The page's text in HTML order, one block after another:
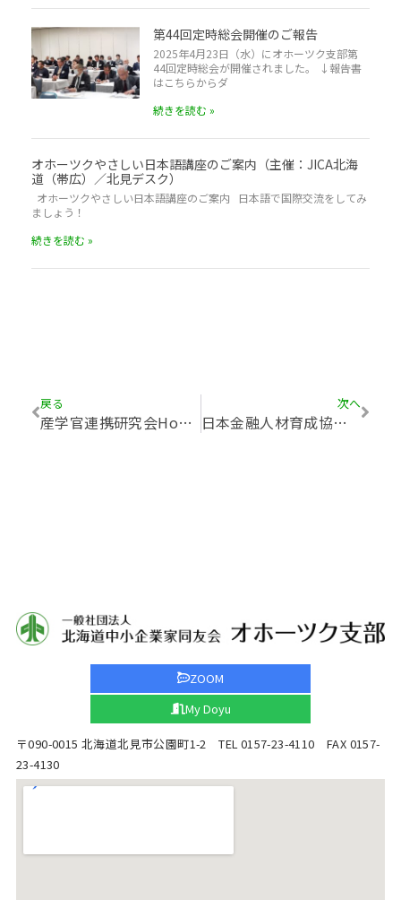
第44回定時総会開催のご報告
2025年4月23日（水）にオホーツク支部第
44回定時総会が開催されました。 ↓報告書
はこちらからダ
続きを読む »
オホーツクやさしい日本語講座のご案内（主催：JICA北海
道（帯広）／北見デスク）
オホーツクやさしい日本語講座のご案内 日本語で国際交流をしてみ
ましょう！
続きを読む »
戻る
産学官連携研究会HoPE3月例会のご案内
次へ
日本金融人材育成協会会長の森俊彦後援会のご案内（道北あさひかわ支部）
ZOOM
My Doyu
〒090-0015 北海道北見市公園町1-2 TEL 0157-23-4110 FAX 0157-
23-4130